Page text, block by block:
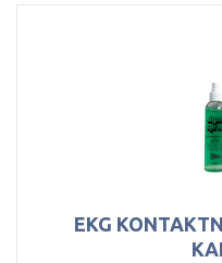
EKG